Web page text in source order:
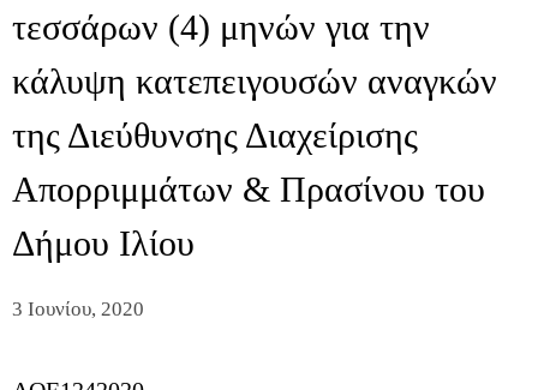
τεσσάρων (4) μηνών για την
κάλυψη κατεπειγουσών αναγκών
της Διεύθυνσης Διαχείρισης
Απορριμμάτων & Πρασίνου του
Δήμου Ιλίου
3 Ιουνίου, 2020